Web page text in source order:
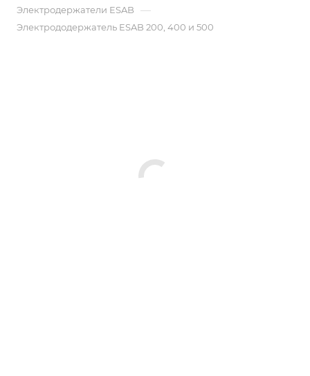
Электродержатели ESAB —
Электрододержатель ESAB 200, 400 и 500